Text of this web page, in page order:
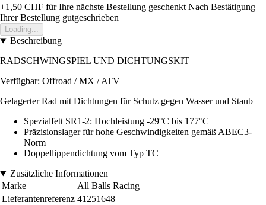
+1,50 CHF für Ihre nächste Bestellung geschenkt Nach Bestätigung
Ihrer Bestellung gutgeschrieben
Loading...
Beschreibung
RADSCHWINGSPIEL UND DICHTUNGSKIT
Verfügbar: Offroad / MX / ATV
Gelagerter Rad mit Dichtungen für Schutz gegen Wasser und Staub
Spezialfett SR1-2: Hochleistung -29°C bis 177°C
Präzisionslager für hohe Geschwindigkeiten gemäß ABEC3-
Norm
Doppellippendichtung vom Typ TC
Zusätzliche Informationen
Marke
All Balls Racing
Lieferantenreferenz 41251648